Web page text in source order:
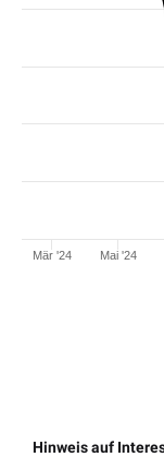
Mär '24 Mai '24
Hinweis auf